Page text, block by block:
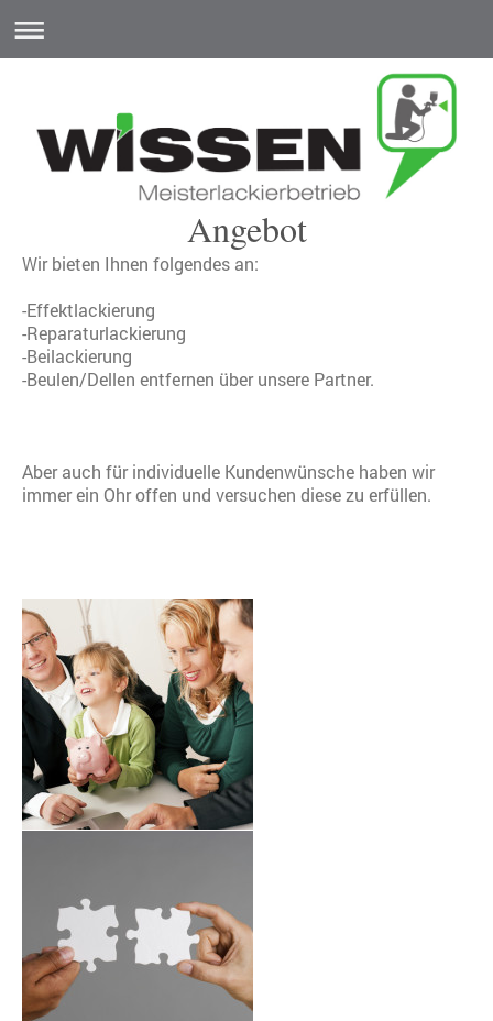
Angebot
Wir bieten Ihnen folgendes an:
-Effektlackierung
-Reparaturlackierung
-Beilackierung
-Beulen/Dellen entfernen über unsere Partner.
Aber auch für individuelle Kundenwünsche haben wir
immer ein Ohr offen und versuchen diese zu erfüllen.